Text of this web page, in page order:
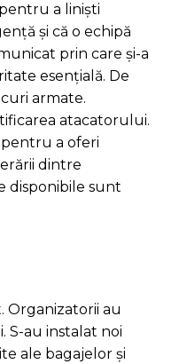
a liniști
și că o echipă
prin care și-a
esențială. De
armate.
atacatorului.
a oferi
dintre
disponibile sunt
Organizatorii au
au instalat noi
ale bagajelor și